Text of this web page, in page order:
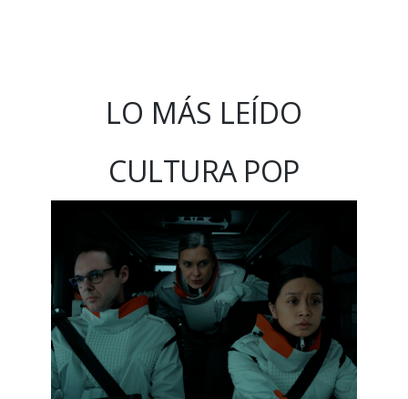
LO MÁS LEÍDO
CULTURA POP